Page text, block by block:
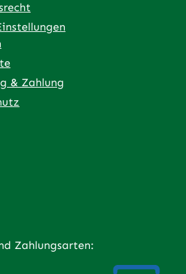
Link)
& Zahlung
Zahlungsarten: